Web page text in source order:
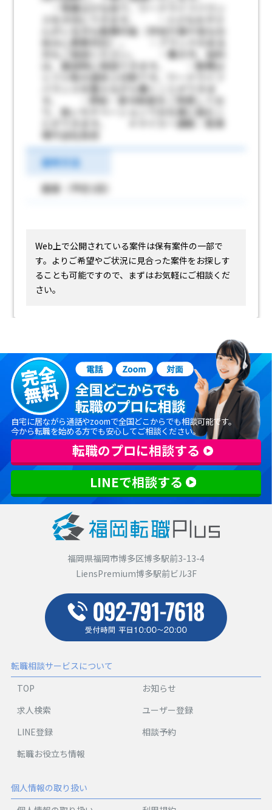
・残業は少な目で、ワークライフバラン
スを大切にできます。 ・小さなお子さ
んがいる方も勤務可能（学校行事や急なお
休みに柔軟対応）。 ・ブランクのある
方もご相談ください。 ・働き方、給料
は、面談時に相談できます。 ・勤務は
シフト制の週休２日制です。ワークライフ
バランスを整えながら働くことができま
す。 ・昇給・賞与制度をご用意してお
り、高いモチベーションでお仕事に励むこ
とができます。 ＊マイカー通勤：駐車
場代会社負担
選考方法
面接（予定1回）
Web上で公開されている案件は保有案件の一部で
す。 よりご希望やご状況に見合った案件をお探しす
ることも可能ですので、まずはお気軽にご相談くだ
さい。
自宅に居ながら通話やzoomで全国どこからでも相談可能です。
今から転職を始める方でも安心してご相談ください。
転職のプロに相談する
LINEで相談する
福岡県福岡市博多区博多駅前3-13-4
LiensPremium博多駅前ビル3F
転職相談サービスについて
TOP
お知らせ
求人検索
ユーザー登録
LINE登録
相談予約
転職お役立ち情報
個人情報の取り扱い